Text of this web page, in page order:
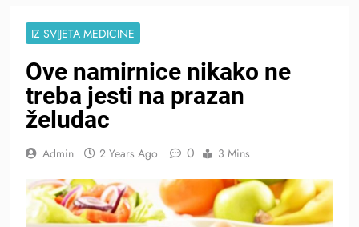
IZ SVIJETA MEDICINE
Ove namirnice nikako ne
treba jesti na prazan
želudac
Admin 2 Years Ago 0 3 Mins